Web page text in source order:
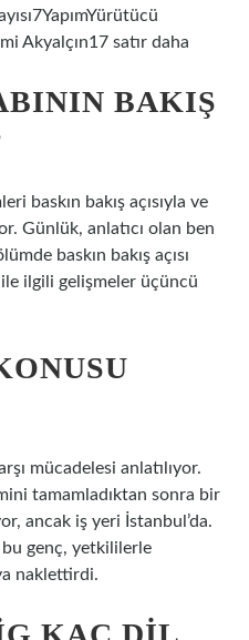
Akyalçın17 satır daha
BAKIŞ
baskın bakış açısıyla ve
Günlük, anlatıcı olan ben
baskın bakış açısı
ilgili gelişmeler üçüncü
mücadelesi anlatılıyor.
tamamladıktan sonra bir
ancak iş yeri İstanbul’da.
bu genç, yetkililerle
naklettirdi.